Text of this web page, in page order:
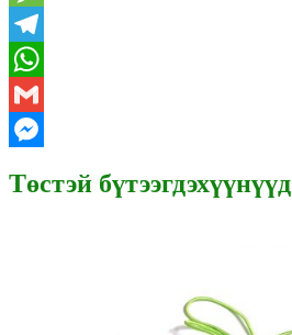
Message
Telegram
WhatsApp
Gmail
Төстэй бүтээгдэхүүнүүд